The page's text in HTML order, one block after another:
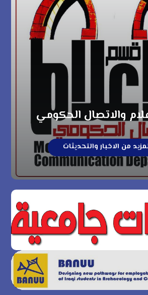
والاتصال الحكومي
من الاخبار والتحديثات